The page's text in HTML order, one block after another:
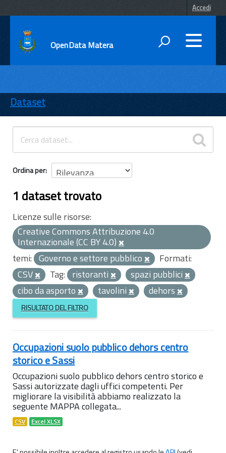
Accedi
OpenData Matera
ENTI
TEMI
INFORMAZIONI
Dataset
Ordina per
1 dataset trovato
Licenze sulle risorse:
Creative Commons Attribuzione 4.0
Internazionale (CC BY 4.0)
temi: Governo e settore pubblico
Formati:
CSV
Tag: ristoranti
spazi pubblici
cibo da asporto
tavolini dehors
RISULTATO DEL FILTRO
Occupazioni suolo pubblico dehors centro
storico e Sassi
Occupazioni suolo pubblico dehors centro storico e
Sassi autorizzate dagli uffici competenti. Per
migliorare la visibilità abbiamo realizzato la
seguente MAPPA collegata...
CSV Excel XLSX